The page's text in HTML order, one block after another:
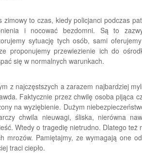
zimowy to czas, kiedy policjanci podczas
i nocować bezdomni. Są to
sytuację tych osób, sami
proponujemy przewiezienie ich do
się w normalnych warunkach.
z najczęstszych a zarazem najbardziej
Faktycznie przez chwilę osoba pijąca
na wyziębienie. Dużym
chwila nieuwagi, śliska, nierówna
Wtedy o tragedię nietrudno. Dlatego
mrozów. Pamiętajmy, ze wymagają one
traci ciepło.